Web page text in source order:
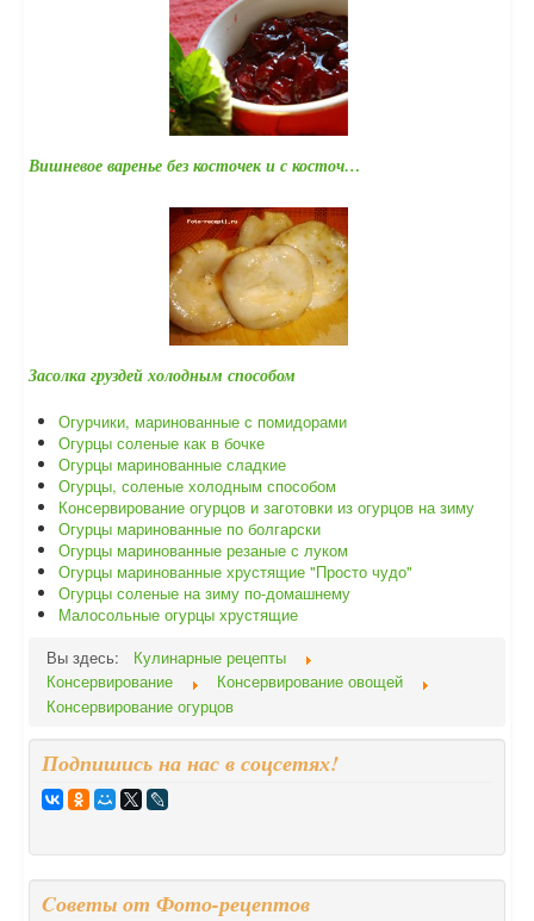
Вишневое варенье без косточек и с косточ…
Засолка груздей холодным способом
Огурчики, маринованные с помидорами
Огурцы соленые как в бочке
Огурцы маринованные сладкие
Огурцы, соленые холодным способом
Консервирование огурцов и заготовки из огурцов на зиму
Огурцы маринованные по болгарски
Огурцы маринованные резаные с луком
Огурцы маринованные хрустящие "Просто чудо"
Огурцы соленые на зиму по-домашнему
Малосольные огурцы хрустящие
Вы здесь:
Кулинарные рецепты
Консервирование
Консервирование овощей
Консервирование огурцов
Подпишись на нас в соцсетях!
Cоветы от Фото-рецептов